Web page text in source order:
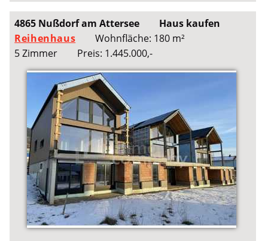
4865 Nußdorf am Attersee
Haus kaufen
Reihenhaus
Wohnfläche: 180 m²
5 Zimmer
Preis: 1.445.000,-